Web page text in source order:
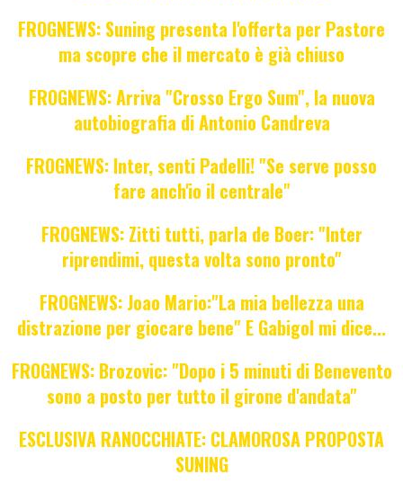
FROGNEWS: Suning presenta l'offerta per Pastore
ma scopre che il mercato è già chiuso
FROGNEWS: Arriva "Crosso Ergo Sum", la nuova
autobiografia di Antonio Candreva
FROGNEWS: Inter, senti Padelli! "Se serve posso
fare anch'io il centrale"
FROGNEWS: Zitti tutti, parla de Boer: "Inter
riprendimi, questa volta sono pronto"
FROGNEWS: Joao Mario:"La mia bellezza una
distrazione per giocare bene" E Gabigol mi dice...
FROGNEWS: Brozovic: "Dopo i 5 minuti di Benevento
sono a posto per tutto il girone d'andata"
ESCLUSIVA RANOCCHIATE: CLAMOROSA PROPOSTA
SUNING